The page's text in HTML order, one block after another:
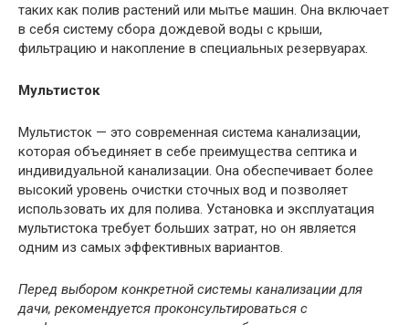
таких как полив растений или мытье машин. Она включает
в себя систему сбора дождевой воды с крыши,
фильтрацию и накопление в специальных резервуарах.
Мультисток
Мультисток — это современная система канализации,
которая объединяет в себе преимущества септика и
индивидуальной канализации. Она обеспечивает более
высокий уровень очистки сточных вод и позволяет
использовать их для полива. Установка и эксплуатация
мультистока требует больших затрат, но он является
одним из самых эффективных вариантов.
Перед выбором конкретной системы канализации для
дачи, рекомендуется проконсультироваться с